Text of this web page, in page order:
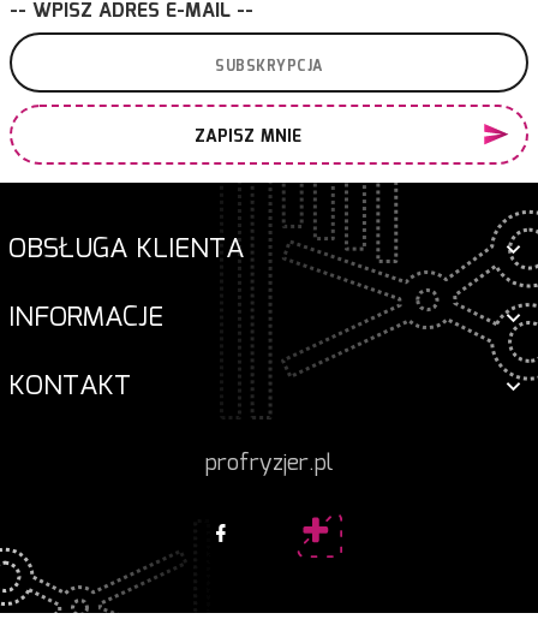
-- WPISZ ADRES E-MAIL --
ZAPISZ MNIE
OBSŁUGA KLIENTA
INFORMACJE
KONTAKT
profryzjer.pl